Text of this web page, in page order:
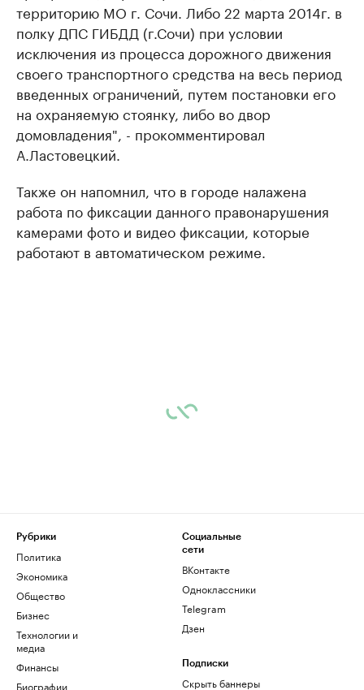
территорию МО г. Сочи. Либо 22 марта 2014г. в
полку ДПС ГИБДД (г.Сочи) при условии
исключения из процесса дорожного движения
своего транспортного средства на весь период
введенных ограничений, путем постановки его
на охраняемую стоянку, либо во двор
домовладения", - прокомментировал
А.Ластовецкий.
Также он напомнил, что в городе налажена
работа по фиксации данного правонарушения
камерами фото и видео фиксации, которые
работают в автоматическом режиме.
Рубрики
Политика
Экономика
Общество
Бизнес
Технологии и
медиа
Финансы
Биографии
Социальные
сети
ВКонтакте
Одноклассники
Telegram
Дзен
Подписки
Скрыть баннеры